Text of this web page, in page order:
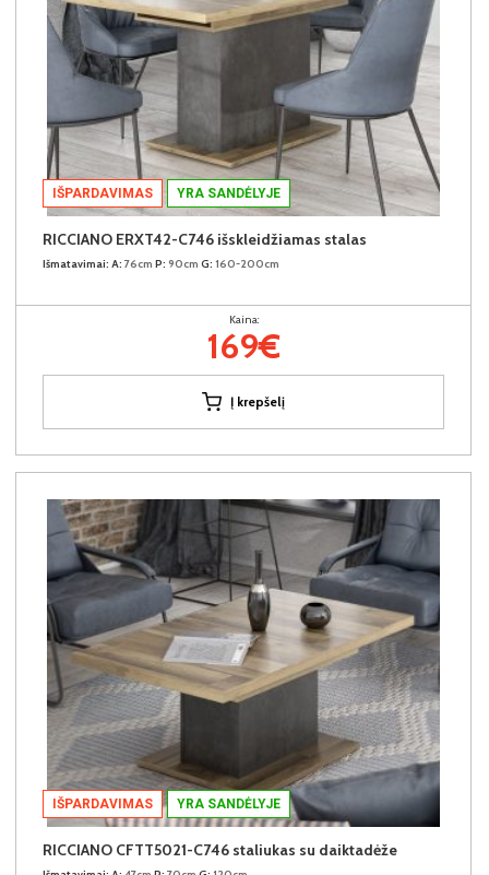
IŠPARDAVIMAS YRA SANDĖLYJE
RICCIANO ERXT42-C746 išskleidžiamas stalas
Išmatavimai: A: 76cm P: 90cm G: 160-200cm
Kaina:
169€
Į krepšelį
IŠPARDAVIMAS YRA SANDĖLYJE
RICCIANO CFTT5021-C746 staliukas su daiktadėže